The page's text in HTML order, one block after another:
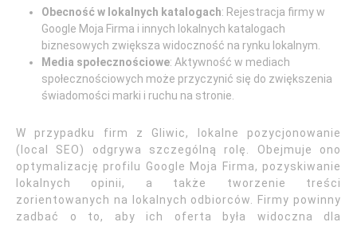
Obecność w lokalnych katalogach: Rejestracja firmy w
Google Moja Firma i innych lokalnych katalogach
biznesowych zwiększa widoczność na rynku lokalnym.
Media społecznościowe: Aktywność w mediach
społecznościowych może przyczynić się do zwiększenia
świadomości marki i ruchu na stronie.
W przypadku firm z Gliwic, lokalne pozycjonowanie
(local SEO) odgrywa szczególną rolę. Obejmuje ono
optymalizację profilu Google Moja Firma, pozyskiwanie
lokalnych opinii, a także tworzenie treści
zorientowanych na lokalnych odbiorców. Firmy powinny
zadbać o to, aby ich oferta była widoczna dla